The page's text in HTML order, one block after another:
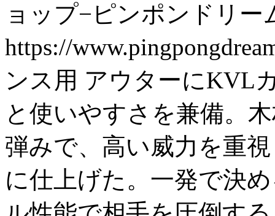
ョップ−ピンポンドリー
https://
ンス用 アウターにKVL
と使いやすさを兼備。
弾みで、高い威力を重
に仕上げた。一発で決